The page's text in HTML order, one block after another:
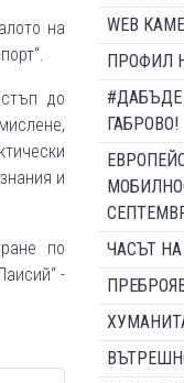
на
до
и
по
-
WEB
ПРОФИЛ
ГАБРОВО!
ЧАСЪТ